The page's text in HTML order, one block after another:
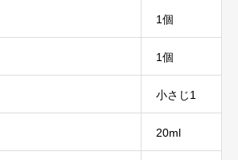
1個
1個
小さじ1
20ml